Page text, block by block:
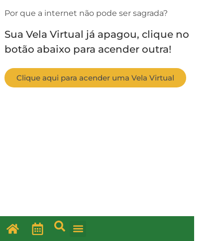
Por que a internet não pode ser sagrada?
Sua Vela Virtual já apagou, clique no
botão abaixo para acender outra!
Clique aqui para acender uma Vela Virtual